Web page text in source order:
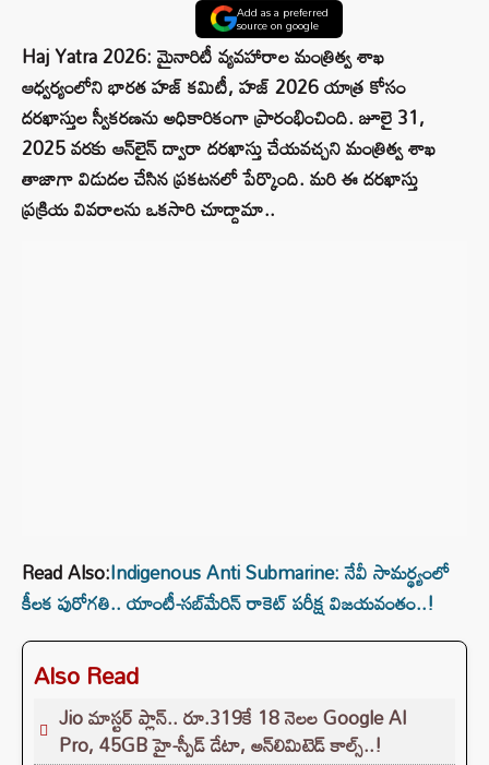
Add as a preferred
source on google
Haj Yatra 2026: మైనారిటీ వ్యవహారాల మంత్రిత్వ శాఖ
ఆధ్వర్యంలోని భారత హజ్ కమిటీ, హజ్‌ 2026 యాత్ర కోసం
దరఖాస్తుల స్వీకరణను అధికారికంగా ప్రారంభించింది. జూలై 31,
2025 వరకు ఆన్‌లైన్ ద్వారా దరఖాస్తు చేయవచ్చని మంత్రిత్వ శాఖ
తాజాగా విడుదల చేసిన ప్రకటనలో పేర్కొంది. మరి ఈ దరఖాస్తు
ప్రక్రియ వివరాలను ఒకసారి చూద్దామా..
Read Also:Indigenous Anti Submarine: నేవీ సామర్థ్యంలో
కీలక పురోగతి.. యాంటీ-సబ్‌మేరిన్‌ రాకెట్‌ పరీక్ష విజయవంతం..!
Also Read
Jio మాస్టర్ ప్లాన్.. రూ.319కే 18 నెలల Google AI
Pro, 45GB హై-స్పీడ్ డేటా, అన్⁭లిమిటెడ్ కాల్స్..!